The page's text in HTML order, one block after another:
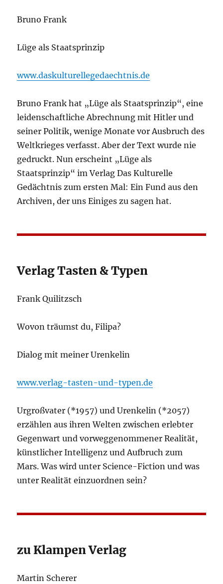
Bruno Frank
Lüge als Staatsprinzip
www.daskulturellegedaechtnis.de
Bruno Frank hat „Lüge als Staatsprinzip“, eine
leidenschaftliche Abrechnung mit Hitler und
seiner Politik, wenige Monate vor Ausbruch des
Weltkrieges verfasst. Aber der Text wurde nie
gedruckt. Nun erscheint „Lüge als
Staatsprinzip“ im Verlag Das Kulturelle
Gedächtnis zum ersten Mal: Ein Fund aus den
Archiven, der uns Einiges zu sagen hat.
Verlag Tasten & Typen
Frank Quilitzsch
Wovon träumst du, Filipa?
Dialog mit meiner Urenkelin
www.verlag-tasten-und-typen.de
Urgroßvater (*1957) und Urenkelin (*2057)
erzählen aus ihren Welten zwischen erlebter
Gegenwart und vorweggenommener Realität,
künstlicher Intelligenz und Aufbruch zum
Mars. Was wird unter Science-Fiction und was
unter Realität einzuordnen sein?
zu Klampen Verlag
Martin Scherer